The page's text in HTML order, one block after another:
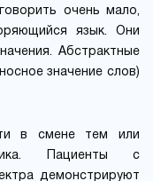
очень мало,
язык. Они
Абстрактные
значение слов)
в смене тем или
Пациенты с
демонстрируют